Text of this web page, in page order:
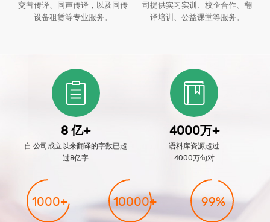
交替传译、同声传译，以及同传
设备租赁等专业服务。
司提供实习实训、校企合作、翻
译培训、公益课堂等服务。
8 亿+
自 公司成立以来翻译的字数已超
过8亿字
4000万+
语料库资源超过
4000万句对
1000+ 10000+ 99%